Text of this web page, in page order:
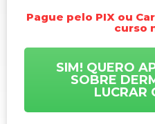
Pague pelo PIX ou
curso
SIM! QUERO
SOBRE
LUCRAR